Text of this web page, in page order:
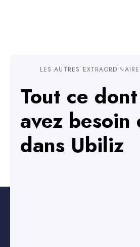
LES AUTRES
Tout ce
avez besoin
dans Ubiliz